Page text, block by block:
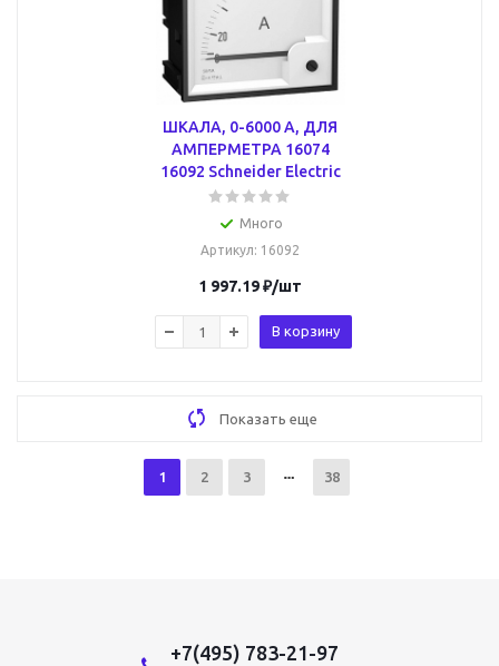
ШКАЛА, 0-6000 A, ДЛЯ
АМПЕРМЕТРА 16074
16092 Schneider Electric
Много
Артикул: 16092
1 997.19₽/шт
В корзину
Показать еще
1 2 3 38
+7(495) 783-21-97